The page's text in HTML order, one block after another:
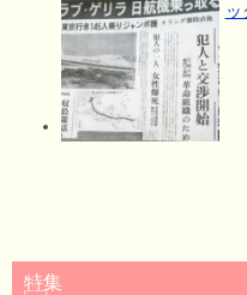
ッ
特集